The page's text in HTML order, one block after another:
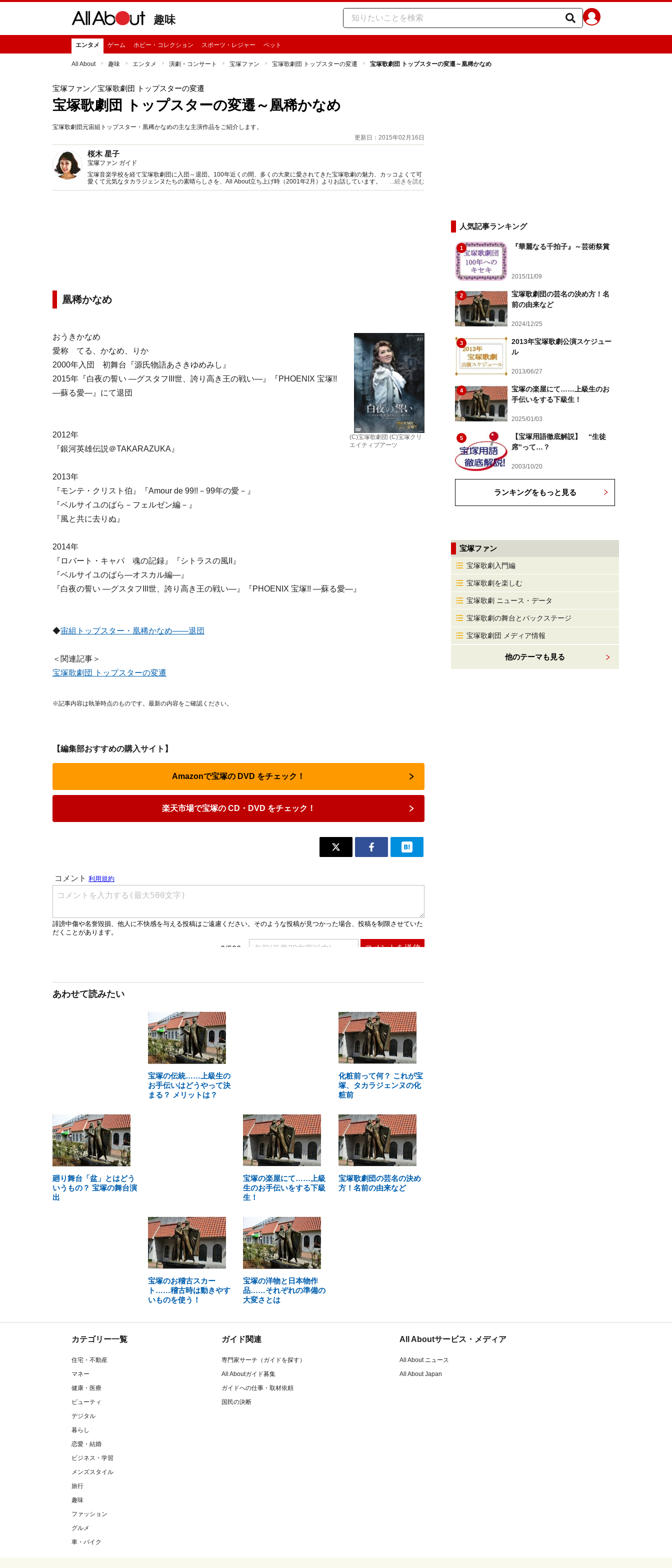
趣味
エンタメ ゲーム ホビー・コレクション スポーツ・レジャー ペット
All About 趣味 エンタメ 演劇・コンサート 宝塚ファン 宝塚歌劇団 トップスターの変遷 宝塚歌劇団 トップスターの変遷～凰稀かなめ
宝塚ファン ／宝塚歌劇団 トップスターの変遷
宝塚歌劇団 トップスターの変遷～凰稀かなめ
宝塚歌劇団元宙組トップスター・凰稀かなめの主な主演作品をご紹介します。
更新日：2015年02月16日
桜木 星子
宝塚ファン ガイド
宝塚音楽学校を経て宝塚歌劇団に入団～退団。100年近くの間、多くの大衆に愛されてきた宝塚歌劇の魅力、カッコよくて可
愛くて元気なタカラジェンヌたちの素晴らしさを、All About立ち上げ時（2001年2月）よりお話しています。
...続きを読む
凰稀かなめ
(C)宝塚歌劇団 (C)宝塚クリ
エイティブアーツ
おうきかなめ
愛称 てる、かなめ、りか
2000年入団 初舞台『源氏物語あさきゆめみし』
2015年『白夜の誓い ―グスタフIII世、誇り高き王の戦い―』『PHOENIX 宝塚!!
―蘇る愛―』にて退団
2012年
『銀河英雄伝説＠TAKARAZUKA』
2013年
『モンテ・クリスト伯』『Amour de 99!!－99年の愛－』
『ベルサイユのばら－フェルゼン編－』
『風と共に去りぬ』
2014年
『ロバート・キャパ 魂の記録』『シトラスの風II』
『ベルサイユのばら―オスカル編―』
『白夜の誓い ―グスタフIII世、誇り高き王の戦い―』『PHOENIX 宝塚!! ―蘇る愛―』
◆宙組トップスター・凰稀かなめ――退団
＜関連記事＞
宝塚歌劇団 トップスターの変遷
※記事内容は執筆時点のものです。最新の内容をご確認ください。
【編集部おすすめの購入サイト】
Amazonで宝塚の DVD をチェック！
楽天市場で宝塚の CD・DVD をチェック！
あわせて読みたい
宝塚の伝統……上級生の
お手伝いはどうやって決
まる？ メリットは？
化粧前って何？ これが宝
塚、タカラジェンヌの化
粧前
廻り舞台「盆」とはどう
いうもの？ 宝塚の舞台演
出
宝塚の楽屋にて……上級
生のお手伝いをする下級
生！
宝塚歌劇団の芸名の決め
方！名前の由来など
宝塚のお稽古スカー
ト……稽古時は動きやす
いものを使う！
宝塚の洋物と日本物作
品……それぞれの準備の
大変さとは
人気記事ランキング
1 『華麗なる千拍子』～芸術祭賞
2015/11/09
2
宝塚歌劇団の芸名の決め方！名
前の由来など
2024/12/25
3
2013年宝塚歌劇公演スケジュー
ル
2013/06/27
4
宝塚の楽屋にて……上級生のお
手伝いをする下級生！
2025/01/03
5
【宝塚用語徹底解説】 “生徒
席”って…？
2003/10/20
ランキングをもっと見る
宝塚ファン
宝塚歌劇入門編
宝塚歌劇を楽しむ
宝塚歌劇 ニュース・データ
宝塚歌劇の舞台とバックステージ
宝塚歌劇団 メディア情報
他のテーマも見る
カテゴリー一覧
住宅・不動産
マネー
健康・医療
ビューティ
デジタル
暮らし
恋愛・結婚
ビジネス・学習
メンズスタイル
旅行
趣味
ファッション
グルメ
車・バイク
ガイド関連
専門家サーチ（ガイドを探す）
All Aboutガイド募集
ガイドへの仕事・取材依頼
国民の決断
All Aboutサービス・メディア
All About ニュース
All About Japan